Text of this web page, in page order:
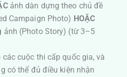
ảnh dàn dựng theo chủ đề
Campaign Photo) HOẶC
ảnh (Photo Story) (từ 3–5
cuộc thi cấp quốc gia, và
có thể đủ điều kiện nhận